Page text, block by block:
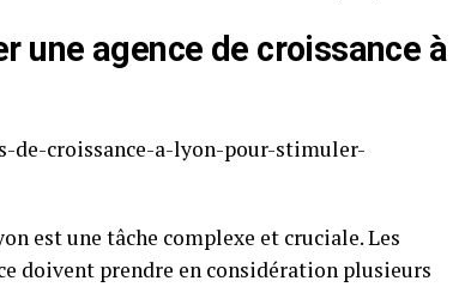
une agence de croissance à
est une tâche complexe et cruciale. Les
doivent prendre en considération plusieurs